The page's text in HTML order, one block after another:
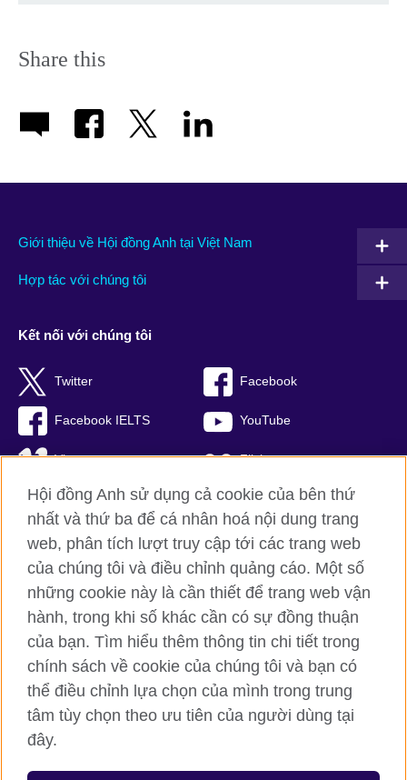
Share this
Giới thiệu về Hội đồng Anh tại Việt Nam
Hợp tác với chúng tôi
Kết nối với chúng tôi
Twitter Facebook
Facebook IELTS YouTube
Vimeo Flickr
RSS TikTok
Hội đồng Anh toàn cầu
Bảo mật thông tin và quy định sử dụng
Cookie
Sơ đồ trang
© 2026 British Council
British Council (Viet Nam) LLC (
(0)24 37281920; email: bchanoi@britishcouncil.org.vn) is a
Hội đồng Anh sử dụng cả cookie của bên thứ
nhất và thứ ba để cá nhân hoá nội dung trang
web, phân tích lượt truy cập tới các trang web
của chúng tôi và điều chỉnh quảng cáo. Một số
những cookie này là cần thiết để trang web vận
hành, trong khi số khác cần có sự đồng thuận
của bạn. Tìm hiểu thêm thông tin chi tiết trong
chính sách về cookie của chúng tôi và bạn có
thể điều chỉnh lựa chọn của mình trong trung
tâm tùy chọn theo ưu tiên của người dùng tại
đây.